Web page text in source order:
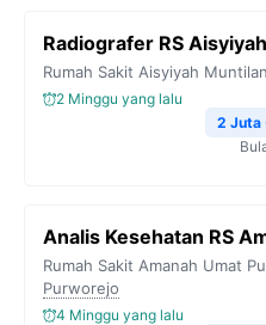
Radiografer RS
Rumah Sakit Aisyiyah Muntilan
2 Minggu yang lalu
2 Juta
Analis Kesehatan RS
Rumah Sakit Amanah Umat
Purworejo
4 Minggu yang lalu